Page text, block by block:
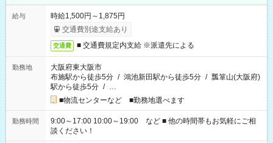
給与
時給1,500円～1,875円
交通費別途支給あり
交通費 ■ 交通費規定内支給 ※派遣先による
勤務地
大阪府東大阪市
布施駅から徒歩5分 / 鴻池新田駅から徒歩5分 / 瓢箪山(大阪府)
駅から徒歩5分 / …
■物流センターなど ■勤務地選べます
勤務時間
9:00～17:00 10:00～19:00 など ■ 他の時間帯もお気軽にご相
談ください！